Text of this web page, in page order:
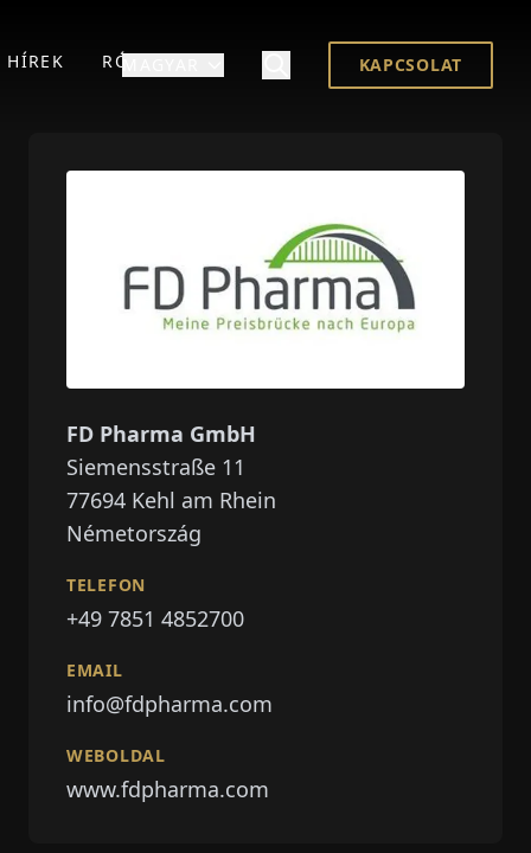
HÍREK RÓLUNK KAPCSOLAT
FD Pharma GmbH
Siemensstraße 11
77694 Kehl am Rhein
Németország
TELEFON
+49 7851 4852700
EMAIL
info@fdpharma.com
WEBOLDAL
www.fdpharma.com